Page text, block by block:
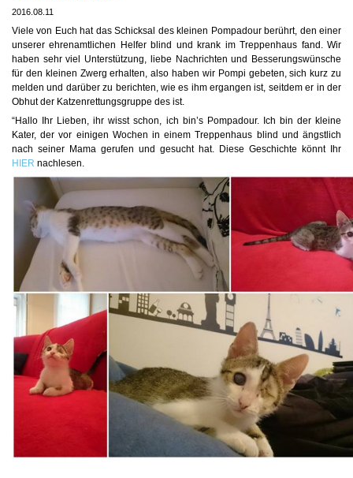
2016.08.11
Viele von Euch hat das Schicksal des kleinen Pompadour berührt, den einer
unserer ehrenamtlichen Helfer blind und krank im Treppenhaus fand. Wir
haben sehr viel Unterstützung, liebe Nachrichten und Besserungswünsche
für den kleinen Zwerg erhalten, also haben wir Pompi gebeten, sich kurz zu
melden und darüber zu berichten, wie es ihm ergangen ist, seitdem er in der
Obhut der Katzenrettungsgruppe des ist.
“Hallo Ihr Lieben, ihr wisst schon, ich bin’s Pompadour. Ich bin der kleine
Kater, der vor einigen Wochen in einem Treppenhaus blind und ängstlich
nach seiner Mama gerufen und gesucht hat. Diese Geschichte könnt Ihr
HIER nachlesen.